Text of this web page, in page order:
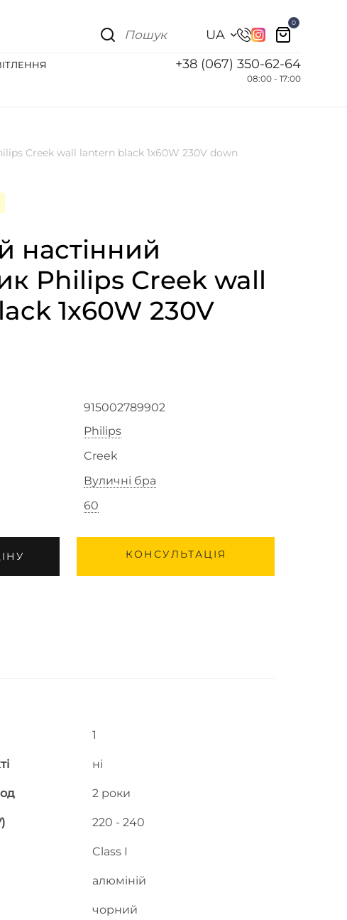
UA
0
+38 (067) 350-62-64
08:00 - 17:00
Creek wall lantern black 1x60W 230V down
настінний
Philips Creek wall
1x60W 230V
915002789902
Philips
Creek
Вуличні бра
60
КОНСУЛЬТАЦІЯ
1
ні
2 роки
220 - 240
Class I
алюміній
чорний